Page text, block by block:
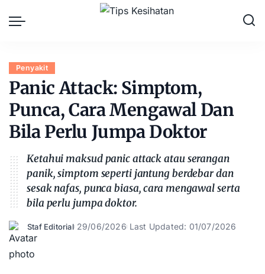
Penyakit
Panic Attack: Simptom,
Punca, Cara Mengawal Dan
Bila Perlu Jumpa Doktor
Ketahui maksud panic attack atau serangan
panik, simptom seperti jantung berdebar dan
sesak nafas, punca biasa, cara mengawal serta
bila perlu jumpa doktor.
Posted
by
Staf Editorial 29/06/2026 Last Updated: 01/07/2026